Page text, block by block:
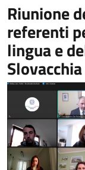
Riunione
referenti
lingua e
Slovacchia